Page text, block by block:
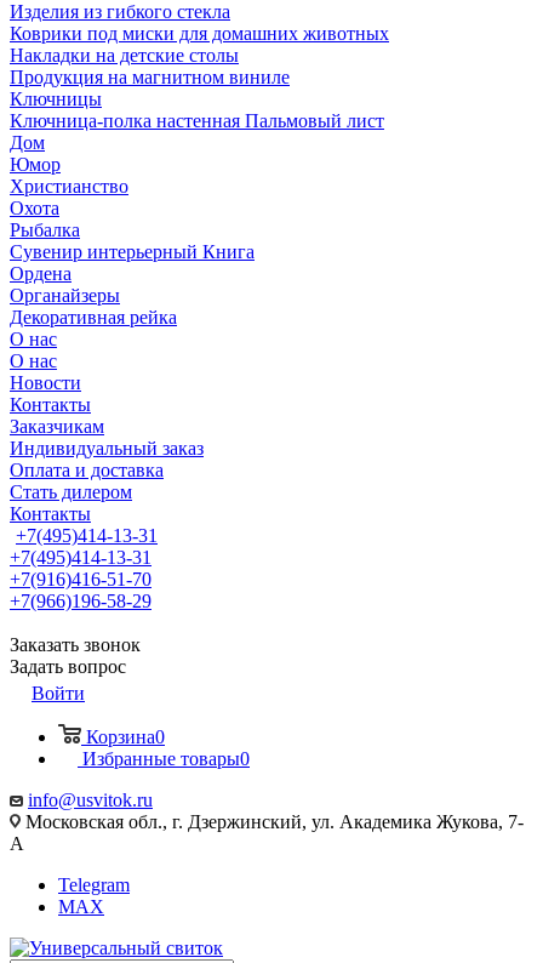
Изделия из гибкого стекла
Коврики под миски для домашних животных
Накладки на детские столы
Продукция на магнитном виниле
Ключницы
Ключница-полка настенная Пальмовый лист
Дом
Юмор
Христианство
Охота
Рыбалка
Сувенир интерьерный Книга
Ордена
Органайзеры
Декоративная рейка
О нас
О нас
Новости
Контакты
Заказчикам
Индивидуальный заказ
Оплата и доставка
Стать дилером
Контакты
+7(495)414-13-31
+7(495)414-13-31
+7(916)416-51-70
+7(966)196-58-29
Заказать звонок
Задать вопрос
Войти
Корзина0
Избранные товары0
info@usvitok.ru
Московская обл., г. Дзержинский, ул. Академика Жукова, 7-
А
Telegram
MAX